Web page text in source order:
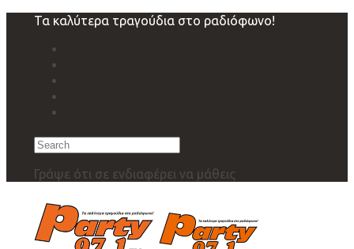
navigation
Τα καλύτερα τραγούδια στο ραδιόφωνο!
Search
Γράψε ότι σε ενδιαφέρει να μάθεις